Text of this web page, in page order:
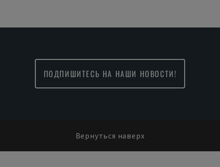
ПОДПИШИТЕСЬ НА НАШИ НОВОСТИ!
Вернуться наверх